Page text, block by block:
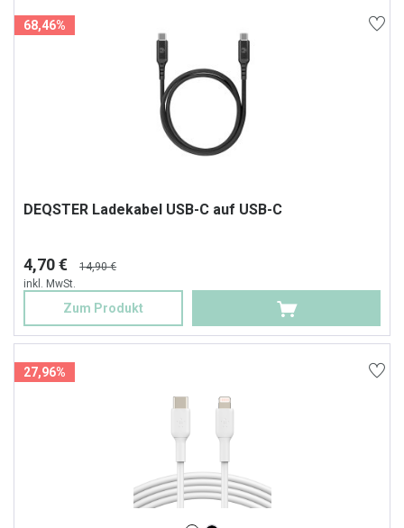
68,46%
DEQSTER Ladekabel USB-C auf USB-C
4,70 €
14,90 €
inkl. MwSt.
Zum Produkt
27,96%